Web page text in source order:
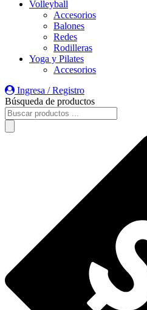
Volleyball
Accesorios
Balones
Redes
Rodilleras
Yoga y Pilates
Accesorios
Ingresa / Registro
Búsqueda de productos